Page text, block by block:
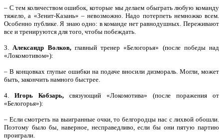
– С тем количеством ошибок, которые мы делаем обыграть любую команду
тяжело, а «Зенит-Казань» – невозможно. Надо потерпеть немножко всем.
Особенно публике. Я знаю одно: в команде нет равнодушных. Переживают
все и тренируются для того, чтобы побеждать.
3.Александр Волков,главный тренер «Белогорья» (после победы над
«Локомотивом»):
– В концовках глупые ошибки на подаче вносили дизмораль. Могли, может
быть, закончить намного быстрее.
4. Игорь Кобзарь, связующий «Локомотива» (после поражения от
«Белогорья»):
– Если смотреть на выигранные очки, то белгородцы нас с лихвой обошли.
Поэтому было бы, наверное, несправедливо, если бы они пятую партию
проиграли.